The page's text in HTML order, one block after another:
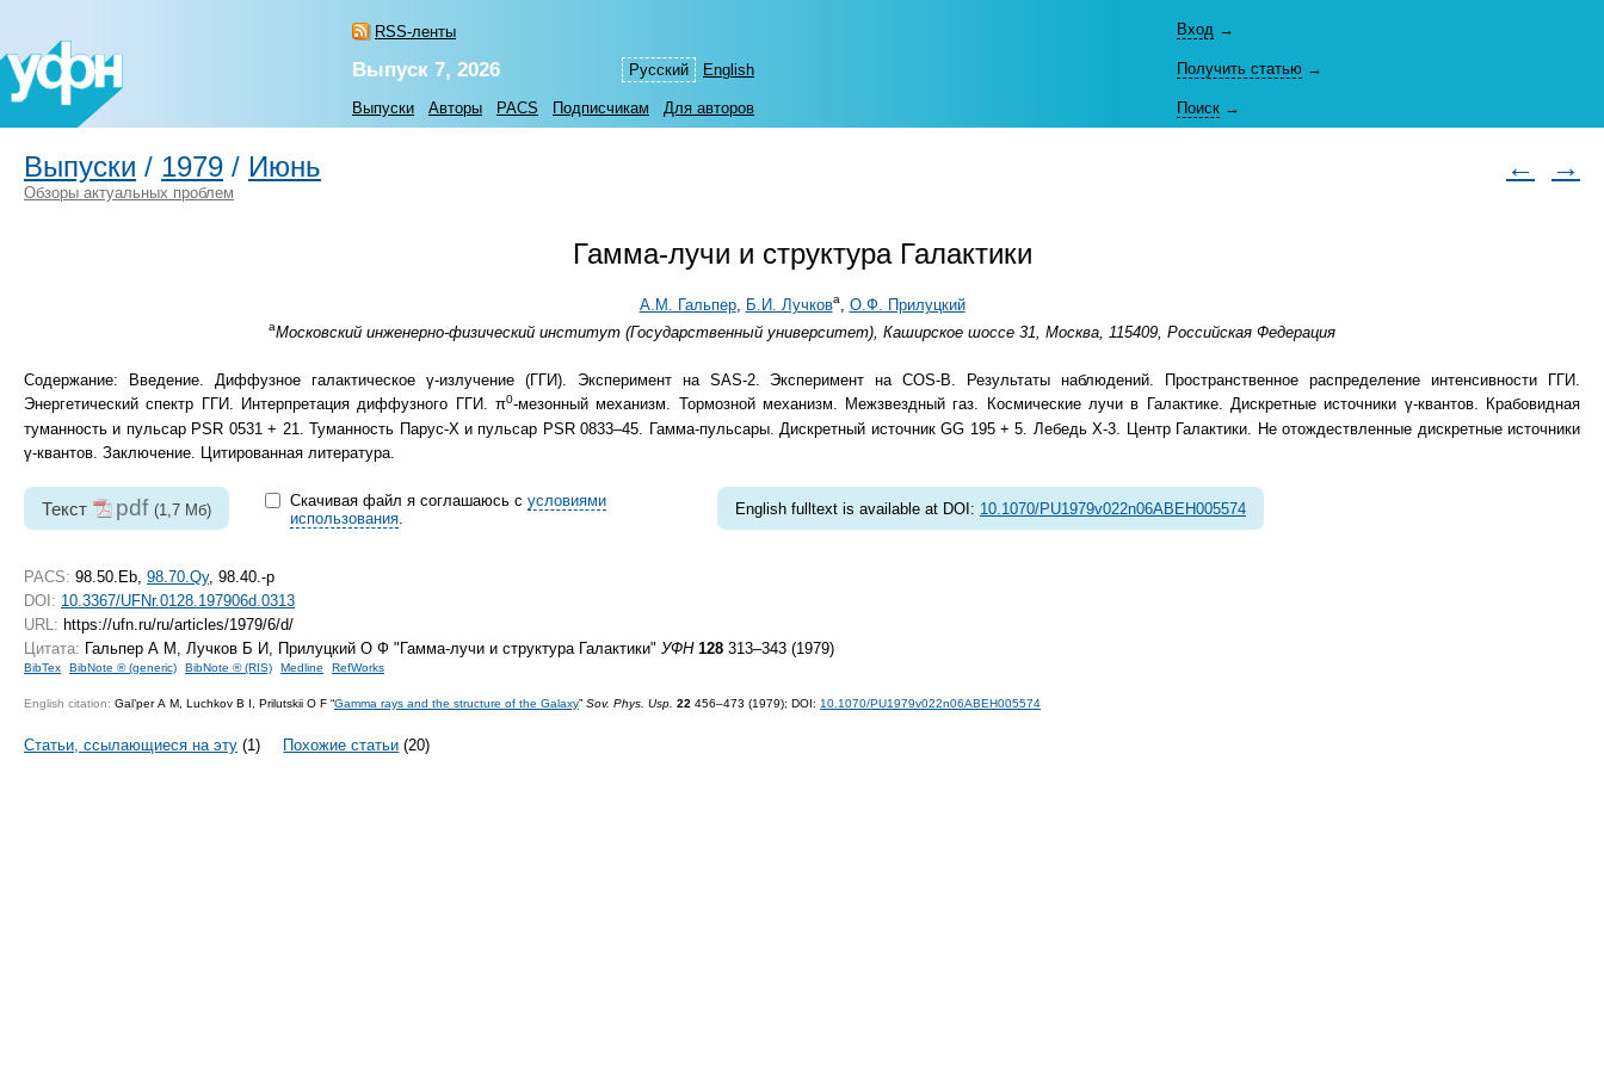
RSS-ленты
Русский English
Вход →
Выпуск 7, 2026 Получить статью →
Выпуски Авторы PACS Подписчикам Для авторов Поиск →
Выпуски / 1979 / Июнь ← →
Обзоры актуальных проблем
Гамма-лучи и структура Галактики
А.М. Гальпер, Б.И. Лучкова, О.Ф. Прилуцкий
аМосковский инженерно-физический институт (Государственный университет), Каширское шоссе 31, Москва, 115409, Российская Федерация
Содержание: Введение. Диффузное галактическое γ-излучение (ГГИ). Эксперимент на SAS-2. Эксперимент на COS-B. Результаты наблюдений. Пространственное распределение интенсивности ГГИ.
Энергетический спектр ГГИ. Интерпретация диффузного ГГИ. π0-мезонный механизм. Тормозной механизм. Межзвездный газ. Космические лучи в Галактике. Дискретные источники γ-квантов. Крабовидная
туманность и пульсар PSR 0531 + 21. Туманность Парус-Х и пульсар PSR0833–45.
Гамма-пульсары. Дискретный источник GG 195 + 5. Лебедь Х-3. Центр Галактики. Не отождествленные дискретные источники
γ-квантов. Заключение. Цитированная литература.
Текст pdf (1,7 Мб)
Скачивая файл я соглашаюсь с условиями
использования.
English fulltext is available at DOI: 10.1070/PU1979v022n06ABEH005574
PACS: 98.50.Eb, 98.70.Qy, 98.40.-p
DOI: 10.3367/UFNr.0128.197906d.0313
URL: https://ufn.ru/ru/articles/1979/6/d/
Цитата: Гальпер А М, Лучков Б И, Прилуцкий О Ф "Гамма-лучи и структура Галактики" УФН 128 313–343 (1979)
BibTex BibNote ® (generic) BibNote ® (RIS) Medline RefWorks
English citation: Gal’per A M, Luchkov B I, Prilutskii O F “Gamma rays and the structure of the Galaxy” Sov. Phys. Usp. 22 456–473 (1979); DOI: 10.1070/PU1979v022n06ABEH005574
Статьи, ссылающиеся на эту (1) Похожие статьи (20)